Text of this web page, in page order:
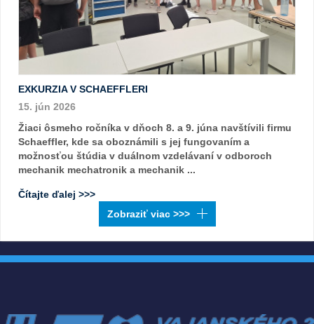
EXKURZIA V SCHAEFFLERI
15. jún 2026
Žiaci ôsmeho ročníka v dňoch 8. a 9. júna navštívili firmu
Schaeffler, kde sa oboznámili s jej fungovaním a
možnosťou štúdia v duálnom vzdelávaní v odboroch
mechanik mechatronik a mechanik ...
Čítajte ďalej >>>